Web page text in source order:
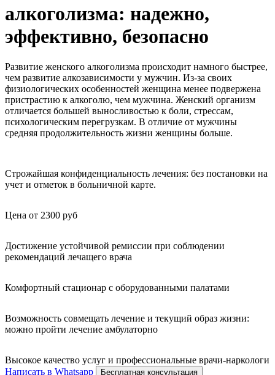
алкоголизма: надежно,
эффективно, безопасно
Развитие женского алкоголизма происходит намного быстрее,
чем развитие алкозависимости у мужчин. Из-за своих
физиологических особенностей женщина менее подвержена
пристрастию к алкоголю, чем мужчина. Женский организм
отличается большей выносливостью к боли, стрессам,
психологическим перегрузкам. В отличие от мужчины
средняя продолжительность жизни женщины больше.
Строжайшая конфиденциальность лечения: без постановки на
учет и отметок в больничной карте.
Цена от 2300 руб
Достижение устойчивой ремиссии при соблюдении
рекомендаций лечащего врача
Комфортный стационар с оборудованными палатами
Возможность совмещать лечение и текущий образ жизни:
можно пройти лечение амбулаторно
Высокое качество услуг и профессиональные врачи-наркологи
Написать в Whatsapp
Бесплатная консультация